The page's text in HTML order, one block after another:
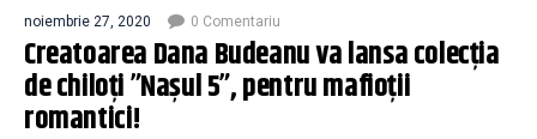
noiembrie 27, 2020 0 Comentariu
Creatoarea Dana Budeanu va lansa colecția
de chiloți ”Nașul 5”, pentru mafioții
romantici!